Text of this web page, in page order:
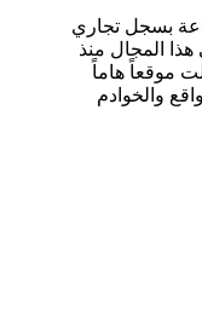
بسجل تجاري
في هذا المجال منذ
موقعاً هاماً
والخوادم